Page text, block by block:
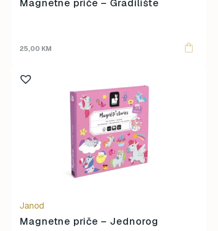
Magnetne priče – Gradilište
25,00 KM
Janod
Magnetne priče – Jednorog